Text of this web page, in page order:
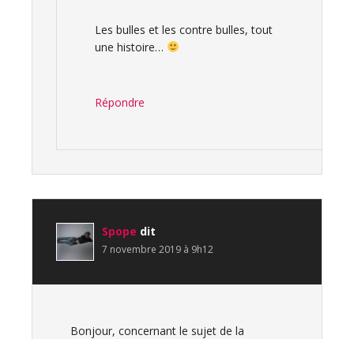
Les bulles et les contre bulles, tout
une histoire…
Répondre
Spope dit
7 novembre 2019 à 9h12
Bonjour, concernant le sujet de la